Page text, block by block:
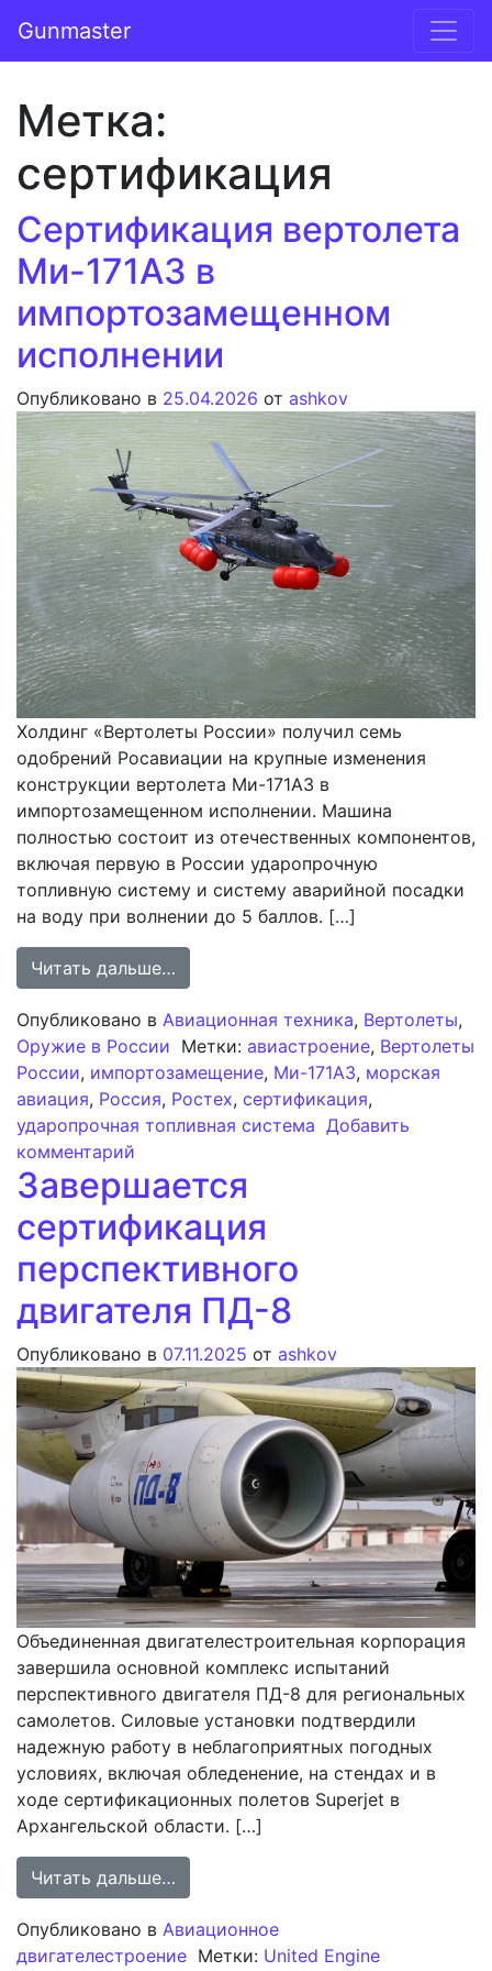
Основная навигация
Gunmaster
Метка:
сертификация
Сертификация вертолета
Ми-171А3 в
импортозамещенном
исполнении
Опубликовано в 25.04.2026 от ashkov
Холдинг «Вертолеты России» получил семь
одобрений Росавиации на крупные изменения
конструкции вертолета Ми-171А3 в
импортозамещенном исполнении. Машина
полностью состоит из отечественных компонентов,
включая первую в России ударопрочную
топливную систему и систему аварийной посадки
на воду при волнении до 5 баллов. […]
Читать дальше…
Опубликовано в Авиационная техника, Вертолеты,
Оружие в России Метки: авиастроение, Вертолеты
России, импортозамещение, Ми-171А3, морская
авиация, Россия, Ростех, сертификация,
ударопрочная топливная система Добавить
комментарий
Завершается
сертификация
перспективного
двигателя ПД-8
Опубликовано в 07.11.2025 от ashkov
Объединенная двигателестроительная корпорация
завершила основной комплекс испытаний
перспективного двигателя ПД-8 для региональных
самолетов. Силовые установки подтвердили
надежную работу в неблагоприятных погодных
условиях, включая обледенение, на стендах и в
ходе сертификационных полетов Superjet в
Архангельской области. […]
Читать дальше…
Опубликовано в Авиационное
двигателестроение Метки: United Engine